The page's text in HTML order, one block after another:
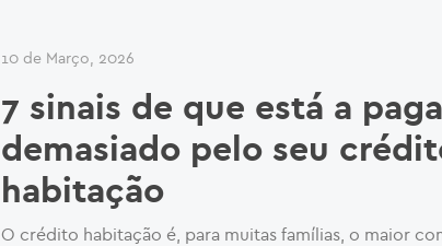
10 de Março, 2026
7 sinais de que está a
demasiado pelo seu
habitação
O crédito habitação é, para muitas famílias, o maior